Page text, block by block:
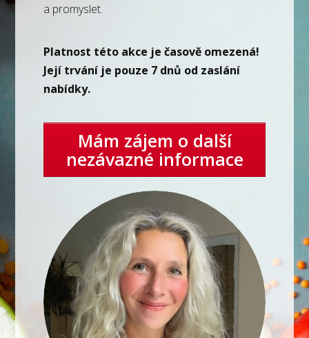
a promyslet.
Platnost této akce je časově omezená!
Její trvání je pouze 7 dnů od zaslání
nabídky.
Mám zájem o další
nezávazné informace